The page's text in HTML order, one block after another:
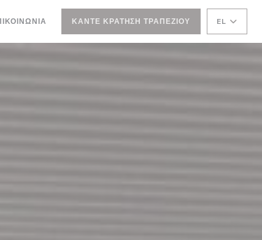
ΚΆΝΤΕ ΚΡΆΤΗΣΗ ΤΡΑΠΕΖΙΟΎ EL